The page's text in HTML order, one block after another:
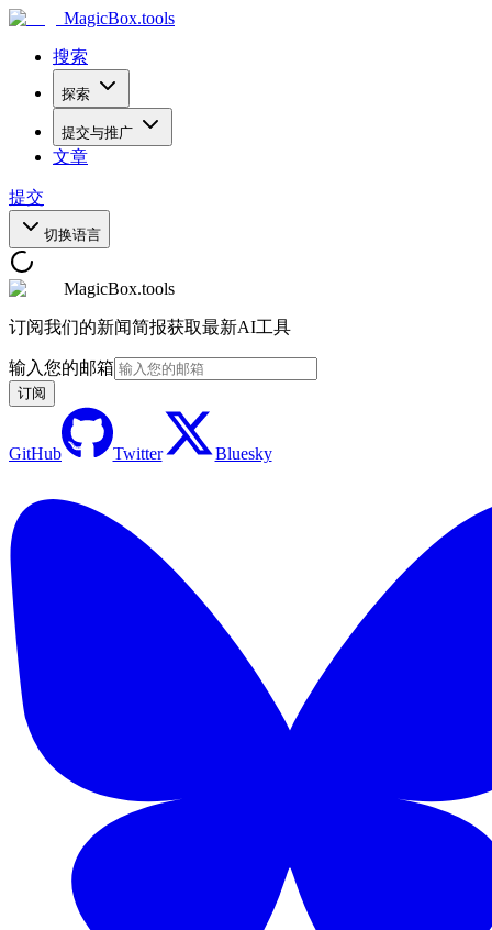
MagicBox.tools
搜索
探索
提交与推广
文章
提交
切换语言
MagicBox.tools
订阅我们的新闻简报获取最新AI工具
输入您的邮箱
订阅
GitHub Twitter Bluesky